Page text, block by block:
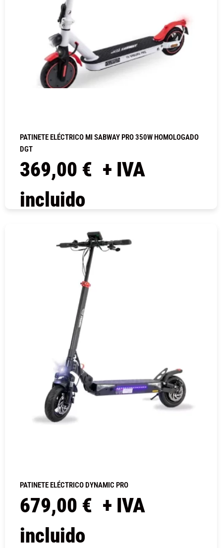
PATINETE ELÉCTRICO MI SABWAY PRO 350W HOMOLOGADO
DGT
369,00 € + IVA
incluido
PATINETE ELÉCTRICO DYNAMIC PRO
679,00 € + IVA
incluido